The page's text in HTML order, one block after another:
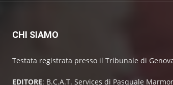
CHI SIAMO
Testata registrata presso il Tribunale di
EDITORE: B.C.A.T. Services di Pasquale